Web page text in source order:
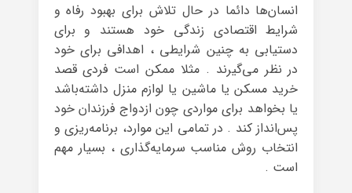
انسان‌ها دائما در حال تلاش برای بهبود رفاه و
شرایط اقتصادی زندگی خود هستند و برای
دستیابی به چنین شرایطی ، اهدافی برای خود
در نظر می‌گیرند . مثلا ممکن است فردی قصد
خرید مسکن یا ماشین یا لوازم منزل داشته‌باشد
یا بخواهد برای مواردی چون ازدواج فرزندان خود
پس‌انداز کند . در تمامی این موارد، برنامه‌ریزی و
انتخاب روش مناسب سرمایه‌گذاری ، بسیار مهم
است .